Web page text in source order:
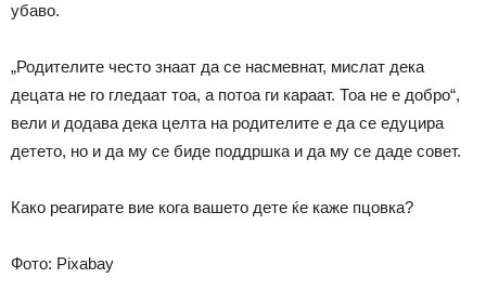
убаво.
„Родителите често знаат да се насмевнат, мислат дека
децата не го гледаат тоа, а потоа ги караат. Тоа не е добро“,
вели и додава дека целта на родителите е да се едуцира
детето, но и да му се биде поддршка и да му се даде совет.
Како реагирате вие кога вашето дете ќе каже пцовка?
Фото: Pixabay